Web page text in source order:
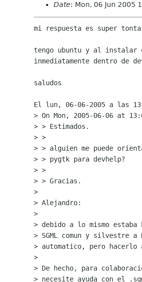
Date: Mon, 06 Jun 2005
mi respuesta es super
tengo ubuntu y al instalar
inmediatamente dentro de
saludos
El lun, 06-06-2005 a las
> On Mon, 2005-06-06 at
> > Estimados.
> >
> > alguien me puede
> > pygtk para devhelp?
> >
> > Gracias.
>
> Alejandro:
>
> debido a lo mismo estaba
> SGML comun y silvestre
> automatico, pero hacerlo
>
> De hecho, para
> necesite ayuda con el